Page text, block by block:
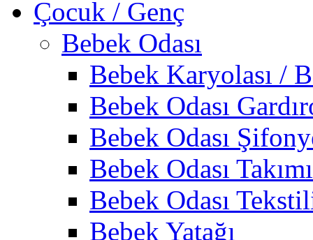
Çocuk / Genç
Bebek Odası
Bebek Karyolası /
Bebek Odası
Bebek Odası
Bebek Odası Takımı
Bebek Odası
Bebek Yatağı